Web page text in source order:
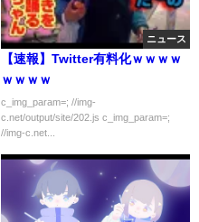
ニュース
【速報】Twitter有料化ｗｗｗｗ
ｗｗｗｗ
c_img_param=; //img-
c.net/output/site/202.js c_img_param=;
//img-c.net...